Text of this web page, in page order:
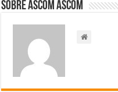
Sobre Ascom Ascom